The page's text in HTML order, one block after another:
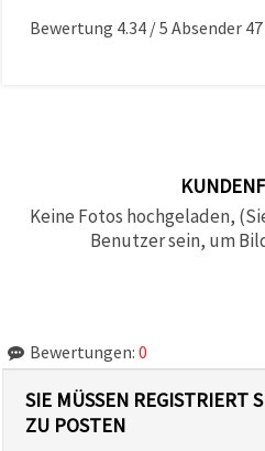
Bewertung 4.34 /5 Absender 47
Keine Fotos hochgeladen,
Benutzer sein, um
Bewertungen: 0
SIE MÜSSEN REGISTRIERT
ZU POSTEN